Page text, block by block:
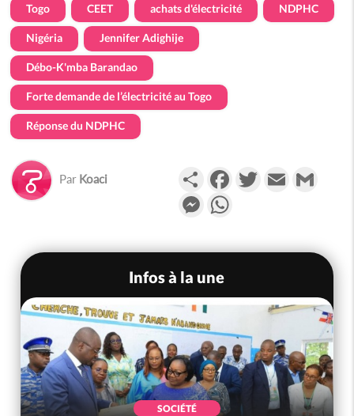
Togo CEET achats d'électricité NDPHC
Nigéria Jennifer Adighije
Débo-K'mba Barandao
Forte demande de l’électricité au Togo
Réponse du NDPHC
Par Koaci PartagerFacebookTwitterEmail
Messenger
Infos à la une
SOCIÉTÉ